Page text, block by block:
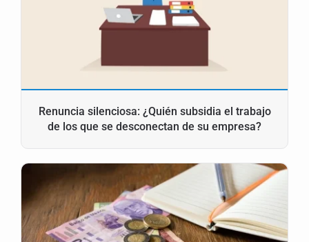
Renuncia silenciosa: ¿Quién subsidia el trabajo
de los que se desconectan de su empresa?